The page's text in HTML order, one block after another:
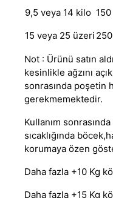
9,5 veya 14 kilo
15 veya 25 üzeri
Not : Ürünü satın
kesinlikle ağzını
sonrasında poşetin
gerekmemektedir.
Kullanım
sıcaklığında
korumaya özen
Daha fazla +10 Kg
Daha fazla +15 Kg